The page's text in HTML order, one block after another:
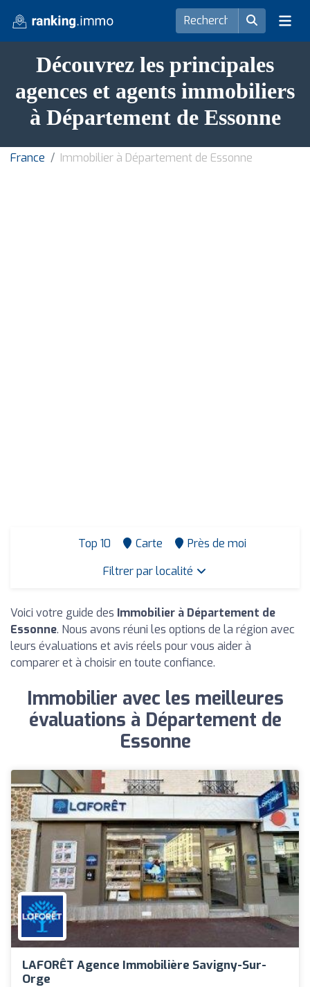
Découvrez les principales
agences et agents immobiliers
à Département de Essonne
France Immobilier à Département de Essonne
Top 10 Carte
Près de moi
Filtrer par localité
Voici votre guide des Immobilier à Département de
Essonne. Nous avons réuni les options de la région avec
leurs évaluations et avis réels pour vous aider à
comparer et à choisir en toute confiance.
Immobilier avec les meilleures
évaluations à Département de
Essonne
LAFORÊT Agence Immobilière Savigny-Sur-
Orge